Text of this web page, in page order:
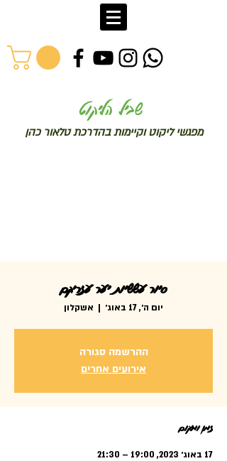
שביל הליקוט
מפגשי ליקוט וקיימות בהדרכת טלאור כהן
סיור עששיות יער עזריקם
יום ה׳, 17 באוג׳
  |
אשקלון
ההרשמה סגורה
אירועים אחרים
זמן ומיקום
17 באוג׳ 2023, 19:00 – 21:30